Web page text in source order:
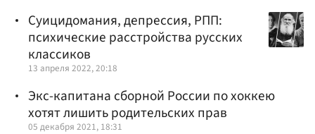
Суицидомания, депрессия, РПП:
психические расстройства русских
классиков
13 апреля 2022, 20:18
Экс-капитана сборной России по хоккею
хотят лишить родительских прав
05 декабря 2021, 18:31